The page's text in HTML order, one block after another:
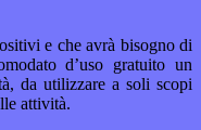
e che avrà bisogno di
d’uso gratuito un
da utilizzare a soli scopi
attività.